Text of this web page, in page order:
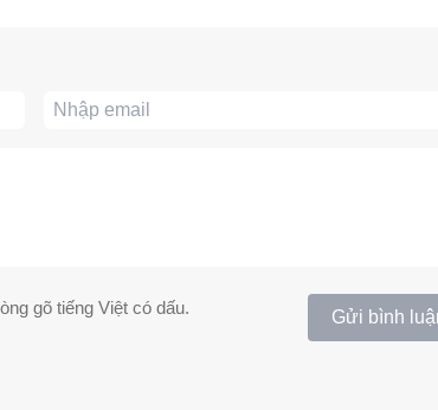
gõ tiếng Việt có dấu. Gửi bình